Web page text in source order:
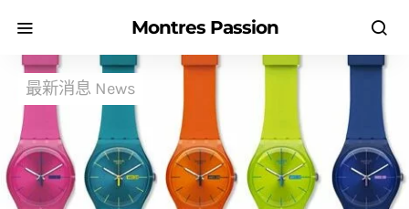
Montres Passion
最新消息 News